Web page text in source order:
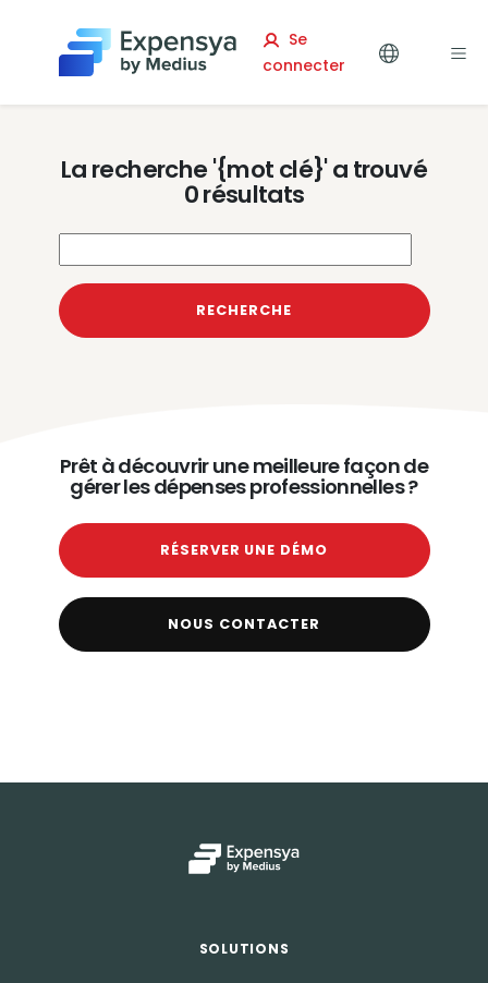
Expensya
Se
connecter
La recherche '{mot clé}' a trouvé
0 résultats
RECHERCHE
Prêt à découvrir une meilleure façon de
gérer les dépenses professionnelles ?
RÉSERVER UNE DÉMO
NOUS CONTACTER
SOLUTIONS